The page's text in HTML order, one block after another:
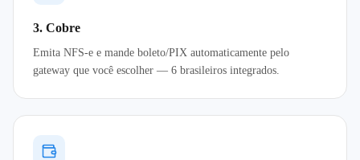
3. Cobre
Emita NFS-e e mande boleto/PIX automaticamente pelo
gateway que você escolher — 6 brasileiros integrados.